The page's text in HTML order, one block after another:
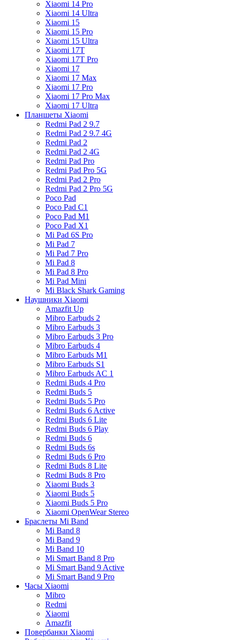
Xiaomi 14 Pro
Xiaomi 14 Ultra
Xiaomi 15
Xiaomi 15 Pro
Xiaomi 15 Ultra
Xiaomi 17T
Xiaomi 17T Pro
Xiaomi 17
Xiaomi 17 Max
Xiaomi 17 Pro
Xiaomi 17 Pro Max
Xiaomi 17 Ultra
Планшеты Xiaomi
Redmi Pad 2 9.7
Redmi Pad 2 9.7 4G
Redmi Pad 2
Redmi Pad 2 4G
Redmi Pad Pro
Redmi Pad Pro 5G
Redmi Pad 2 Pro
Redmi Pad 2 Pro 5G
Poco Pad
Poco Pad C1
Poco Pad M1
Poco Pad X1
Mi Pad 6S Pro
Mi Pad 7
Mi Pad 7 Pro
Mi Pad 8
Mi Pad 8 Pro
Mi Pad Mini
Mi Black Shark Gaming
Наушники Xiaomi
Amazfit Up
Mibro Earbuds 2
Mibro Earbuds 3
Mibro Earbuds 3 Pro
Mibro Earbuds 4
Mibro Earbuds M1
Mibro Earbuds S1
Mibro Earbuds AC 1
Redmi Buds 4 Pro
Redmi Buds 5
Redmi Buds 5 Pro
Redmi Buds 6 Active
Redmi Buds 6 Lite
Redmi Buds 6 Play
Redmi Buds 6
Redmi Buds 6s
Redmi Buds 6 Pro
Redmi Buds 8 Lite
Redmi Buds 8 Pro
Xiaomi Buds 3
Xiaomi Buds 5
Xiaomi Buds 5 Pro
Xiaomi OpenWear Stereo
Браслеты Mi Band
Mi Band 8
Mi Band 9
Mi Band 10
Mi Smart Band 8 Pro
Mi Smart Band 9 Active
Mi Smart Band 9 Pro
Часы Xiaomi
Mibro
Redmi
Xiaomi
Amazfit
Повербанки Xiaomi